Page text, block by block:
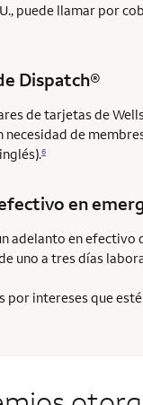
puede llamar por
Dispatch®
de tarjetas de
necesidad de
6
en
adelanto en efectivo
uno a tres días
por intereses que